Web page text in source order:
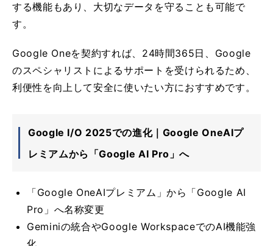
する機能もあり、大切なデータを守ることも可能で
す。
Google Oneを契約すれば、24時間365日、Google
のスペシャリストによるサポートを受けられるため、
利便性を向上して安全に使いたい方におすすめです。
Google I/O 2025での進化｜Google OneAIプ
レミアムから「Google AI Pro」へ
「Google OneAIプレミアム」から「Google AI
Pro」へ名称変更
Geminiの統合やGoogle WorkspaceでのAI機能強
化